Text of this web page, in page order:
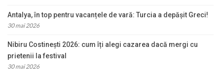
Antalya, în top pentru vacanțele de vară: Turcia a depășit Greci!
30 mai 2026
Nibiru Costinești 2026: cum îți alegi cazarea dacă mergi cu
prietenii la festival
30 mai 2026